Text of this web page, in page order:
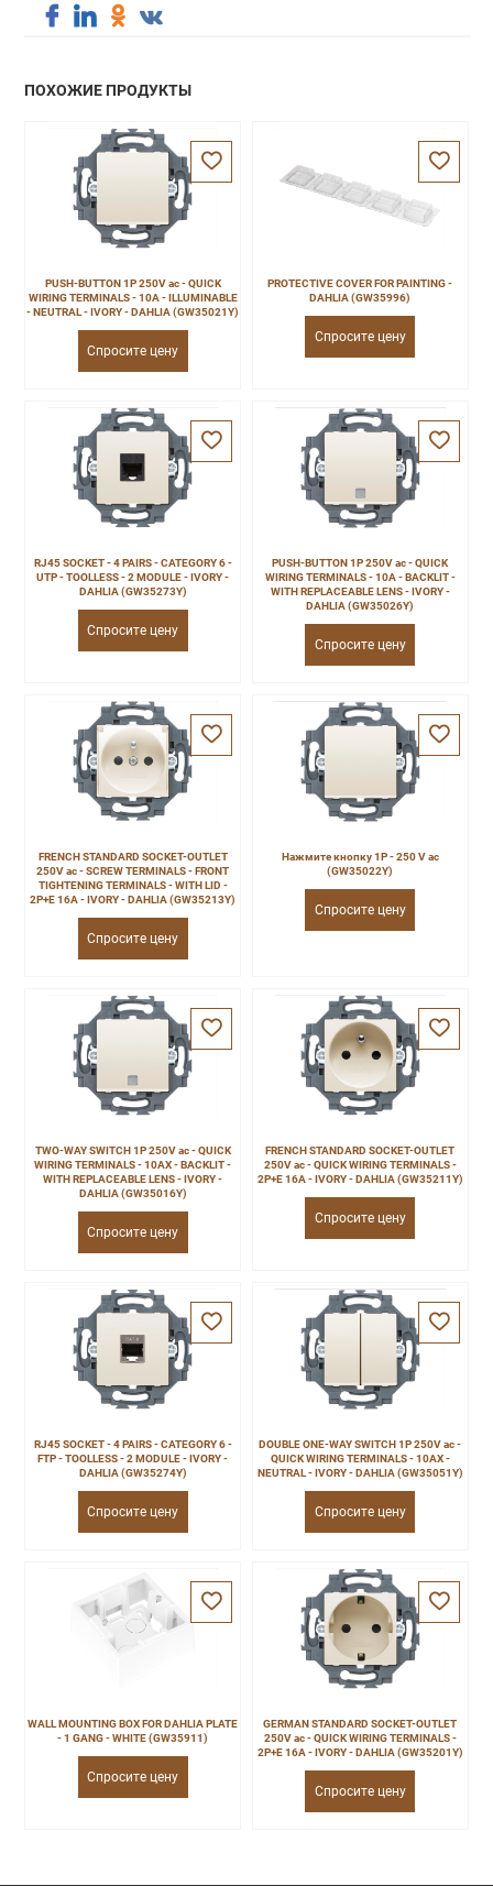
ПОХОЖИЕ ПРОДУКТЫ
PUSH-BUTTON 1P 250V ac - QUICK
WIRING TERMINALS - 10A - ILLUMINABLE
- NEUTRAL - IVORY - DAHLIA (GW35021Y)
Спросите цену
PROTECTIVE COVER FOR PAINTING -
DAHLIA (GW35996)
Спросите цену
RJ45 SOCKET - 4 PAIRS - CATEGORY 6 -
UTP - TOOLLESS - 2 MODULE - IVORY -
DAHLIA (GW35273Y)
Спросите цену
PUSH-BUTTON 1P 250V ac - QUICK
WIRING TERMINALS - 10A - BACKLIT -
WITH REPLACEABLE LENS - IVORY -
DAHLIA (GW35026Y)
Спросите цену
FRENCH STANDARD SOCKET-OUTLET
250V ac - SCREW TERMINALS - FRONT
TIGHTENING TERMINALS - WITH LID -
2P+E 16A - IVORY - DAHLIA (GW35213Y)
Спросите цену
Нажмите кнопку 1P - 250 V ac
(GW35022Y)
Спросите цену
TWO-WAY SWITCH 1P 250V ac - QUICK
WIRING TERMINALS - 10AX - BACKLIT -
WITH REPLACEABLE LENS - IVORY -
DAHLIA (GW35016Y)
Спросите цену
FRENCH STANDARD SOCKET-OUTLET
250V ac - QUICK WIRING TERMINALS -
2P+E 16A - IVORY - DAHLIA (GW35211Y)
Спросите цену
RJ45 SOCKET - 4 PAIRS - CATEGORY 6 -
FTP - TOOLLESS - 2 MODULE - IVORY -
DAHLIA (GW35274Y)
Спросите цену
DOUBLE ONE-WAY SWITCH 1P 250V ac -
QUICK WIRING TERMINALS - 10AX -
NEUTRAL - IVORY - DAHLIA (GW35051Y)
Спросите цену
WALL MOUNTING BOX FOR DAHLIA PLATE
- 1 GANG - WHITE (GW35911)
Спросите цену
GERMAN STANDARD SOCKET-OUTLET
250V ac - QUICK WIRING TERMINALS -
2P+E 16A - IVORY - DAHLIA (GW35201Y)
Спросите цену